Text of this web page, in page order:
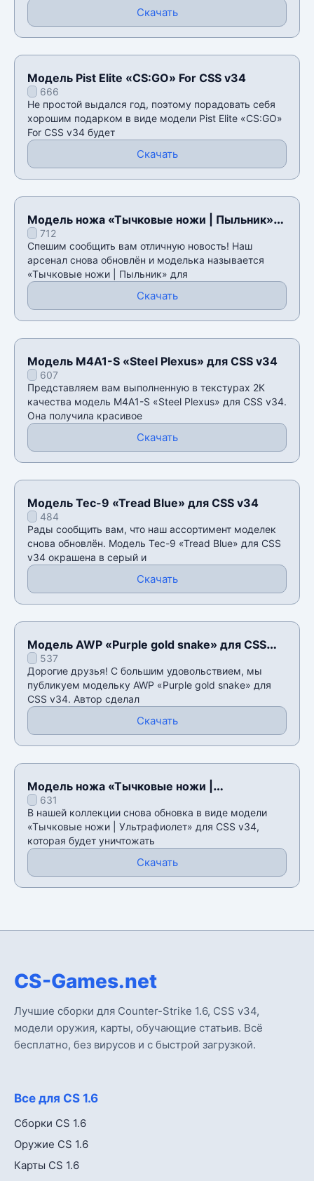
Скачать
Модель Pist Elite «CS:GO» For CSS v34
666
Не простой выдался год, поэтому порадовать себя
хорошим подарком в виде модели Pist Elite «CS:GO»
For CSS v34 будет
Скачать
Модель ножа «Тычковые ножи | Пыльник»
для CSS v34
712
Спешим сообщить вам отличную новость! Наш
арсенал снова обновлён и моделька называется
«Тычковые ножи | Пыльник» для
Скачать
Модель M4A1-S «Steel Plexus» для CSS v34
607
Представляем вам выполненную в текстурах 2К
качества модель M4A1-S «Steel Plexus» для CSS v34.
Она получила красивое
Скачать
Модель Tec-9 «Tread Blue» для CSS v34
484
Рады сообщить вам, что наш ассортимент моделек
снова обновлён. Модель Tec-9 «Tread Blue» для CSS
v34 окрашена в серый и
Скачать
Модель AWP «Purple gold snake» для CSS
v34537
Дорогие друзья! С большим удовольствием, мы
публикуем модельку AWP «Purple gold snake» для
CSS v34. Автор сделал
Скачать
Модель ножа «Тычковые ножи |
Ультрафиолет» для CSS v34
631
В нашей коллекции снова обновка в виде модели
«Тычковые ножи | Ультрафиолет» для CSS v34,
которая будет уничтожать
Скачать
CS-Games.net
Лучшие сборки для Counter-Strike 1.6, CSS v34,
модели оружия, карты, обучающие статьив. Всё
бесплатно, без вирусов и с быстрой загрузкой.
Все для CS 1.6
Сборки CS 1.6
Оружие CS 1.6
Карты CS 1.6